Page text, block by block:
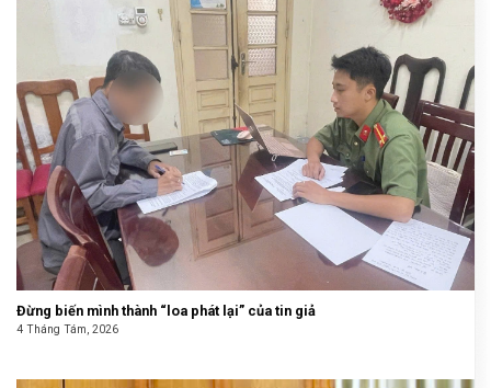
Đừng biến mình thành “loa phát lại” của tin giả
4 Tháng Tám, 2026